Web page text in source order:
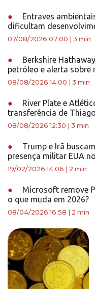
●
Entraves
dificultam
07/08/2026 07:00 3 min
●
Berkshire
petróleo e alerta sobre
08/08/2026 14:00 3 min
●
River Plate e
transferência de
08/08/2026 12:30 3 min
●
Trump e Irã
presença militar EUA
19/02/2026 14:06 2 min
●
Microsoft remove
o que muda em 2026?
08/04/2026 16:58 2 min